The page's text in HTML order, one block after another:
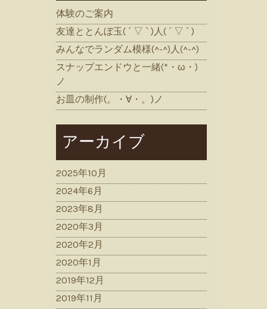
体験のご案内
友達ととんぼ玉( ´ ▽ ` )人( ´ ▽ ` )
みんなでランダム模様(^-^)人(^-^)
スナップエンドウと一緒(*・ω・)
ノ
お皿の制作(。・∀・。)ノ
アーカイブ
2025年10月
2024年6月
2023年8月
2020年3月
2020年2月
2020年1月
2019年12月
2019年11月